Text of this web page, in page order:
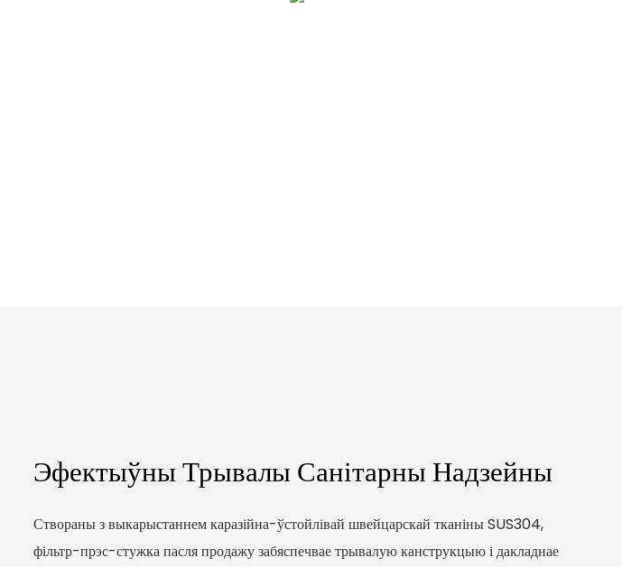
Эфектыўны Трывалы Санітарны Надзейны
Створаны з выкарыстаннем каразійна-ўстойлівай швейцарскай тканіны SUS304,
фільтр-прэс-стужка пасля продажу забяспечвае трывалую канструкцыю і дакладнае